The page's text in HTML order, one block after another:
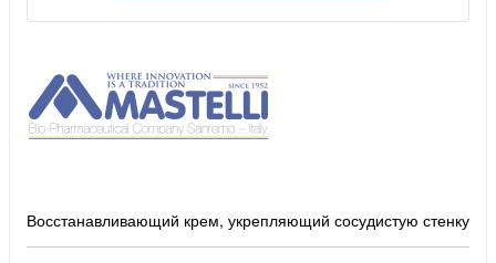
Восстанавливающий крем, укрепляющий сосудистую стенку